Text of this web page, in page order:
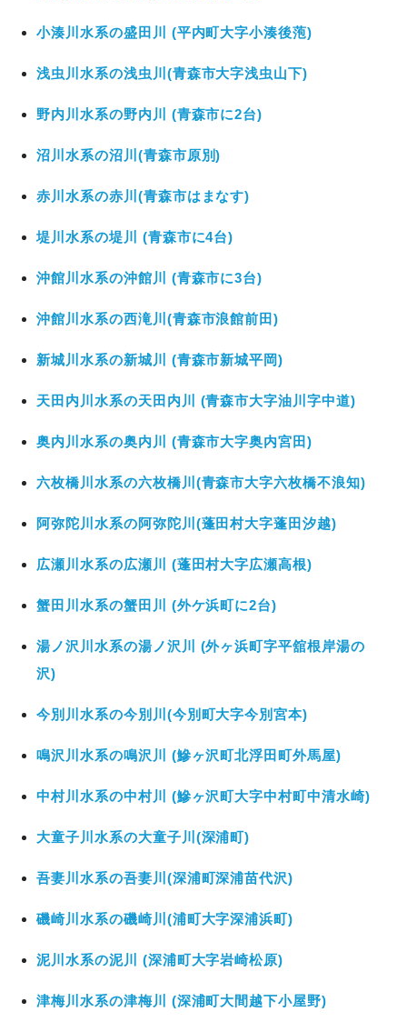
小湊川水系の盛田川 (平内町大字小湊後萢)
浅虫川水系の浅虫川(青森市大字浅虫山下)
野内川水系の野内川 (青森市に2台)
沼川水系の沼川(青森市原別)
赤川水系の赤川(青森市はまなす)
堤川水系の堤川 (青森市に4台)
沖館川水系の沖館川 (青森市に3台)
沖館川水系の西滝川(青森市浪館前田)
新城川水系の新城川 (青森市新城平岡)
天田内川水系の天田内川 (青森市大字油川字中道)
奥内川水系の奥内川 (青森市大字奥内宮田)
六枚橋川水系の六枚橋川(青森市大字六枚橋不浪知)
阿弥陀川水系の阿弥陀川(蓬田村大字蓬田汐越)
広瀬川水系の広瀬川 (蓬田村大字広瀬高根)
蟹田川水系の蟹田川 (外ケ浜町に2台)
湯ノ沢川水系の湯ノ沢川 (外ヶ浜町字平舘根岸湯の
沢)
今別川水系の今別川(今別町大字今別宮本)
鳴沢川水系の鳴沢川 (鰺ヶ沢町北浮田町外馬屋)
中村川水系の中村川 (鰺ヶ沢町大字中村町中清水崎)
大童子川水系の大童子川(深浦町)
吾妻川水系の吾妻川(深浦町深浦苗代沢)
磯崎川水系の磯崎川(浦町大字深浦浜町)
泥川水系の泥川 (深浦町大字岩崎松原)
津梅川水系の津梅川 (深浦町大間越下小屋野)